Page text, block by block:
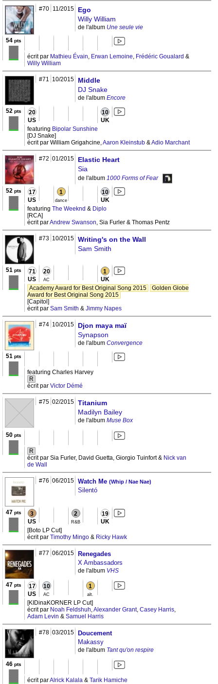
#70 11/2015
Ego
Willy William
de l'album Une seule vie
54 pts
écrit par Mathieu Évain, Erwan Lemoine, Frédéric Goualard &
Willy William
#71 10/2015
Middle
DJ Snake
de l'album Encore
52 pts 20
US
10
UK
featuring Bipolar Sunshine
[DJ Snake]
écrit par William Grigahcine,Aaron Kleinstub &Adio Marchant
#72 01/2015
Elastic Heart
Sia
de l'album 1000 Forms of Fear
52 pts 17
US
1
dance
10
UK
featuring The Weeknd & Diplo
[RCA]
écrit parAndrew Swanson, Sia Furler & Thomas Pentz
#73 10/2015 Writing's on the Wall
Sam Smith
51 pts 71
US
20
AC
1
UK
Academy Award for Best Original Song 2015
Golden Globe
Award for Best Original Song 2015
[Capitol]
écrit par Sam Smith & Jimmy Napes
#74 10/2015
Djon maya maï
Synapson
de l'album Convergence
51 pts
featuring Charles Harvey
R
écrit par Victor Démé
#75 02/2015 Titanium
Madilyn Bailey
de l'album Muse Box
50 pts
R
écrit par Sia Furler, David Guetta, Giorgio Tuinfort & Nick van
de Wall
#76 06/2015 Watch Me (Whip / Nae Nae)
Silentó
47 pts 3
US
2
R&B
19
UK
[Boto LP Cut]
écrit par Timothy Mingo & Ricky Hawk
#77 06/2015
Renegades
X Ambassadors
de l'album VHS
47 pts 17
US
10
AC
1
alt.
[KIDinaKORNER LP Cut]
écrit par Noah Feldshuh,Alexander Grant, Casey Harris,
Adam Levin & Samuel Harris
#78 03/2015
Doucement
Makassy
de l'album Tant qu'on respire
46 pts
écrit parAlrick Kalala & Tarik Hamiche